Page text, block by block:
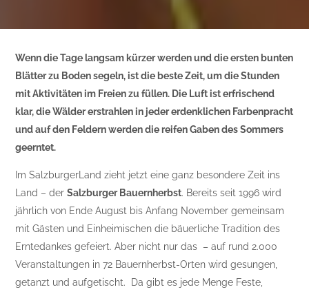
Wenn die Tage langsam kürzer werden und die ersten bunten
Blätter zu Boden segeln, ist die beste Zeit, um die Stunden
mit Aktivitäten im Freien zu füllen. Die Luft ist erfrischend
klar, die Wälder erstrahlen in jeder erdenklichen Farbenpracht
und auf den Feldern werden die reifen Gaben des Sommers
geerntet.
Im SalzburgerLand zieht jetzt eine ganz besondere Zeit ins
Land – derSalzburger Bauernherbst. Bereits seit 1996 wird
jährlich von Ende August bis Anfang November gemeinsam
mit Gästen und Einheimischen die bäuerliche Tradition des
Erntedankes gefeiert. Aber nicht nur das – auf rund 2.000
Veranstaltungen in 72 Bauernherbst-Orten wird gesungen,
getanzt und aufgetischt. Da gibt es jede Menge Feste,